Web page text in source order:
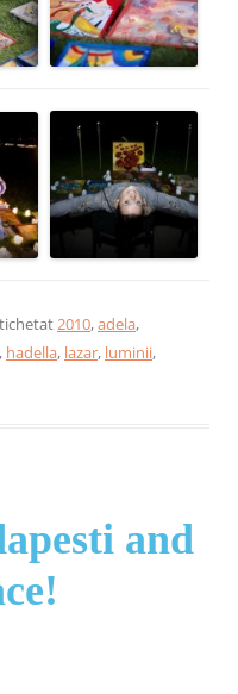
2010,adela,
, hadella, lazar, luminii,
and